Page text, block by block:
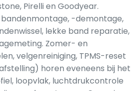
Pirelli en Goodyear.
-demontage,
lekke band reparatie,
Zomer- en
velgenreiniging, TPMS-reset
horen eveneens bij het
loopvlak, luchtdrukcontrole